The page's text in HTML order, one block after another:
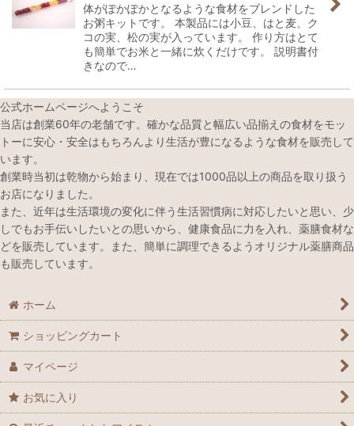
体がぽかぽかとなるような食材をブレンドした
お粥キットです。 本製品には小豆、はと麦、ク
コの実、松の実が入っています。 作り方はとて
も簡単でお米と一緒に炊くだけです。 説明書付
きなので…
公式ホームページへようこそ
当店は創業60年の老舗です。確かな品質と幅広い品揃えの食材をモッ
トーに安心・安全はもちろんより生活が豊になるような食材を販売して
います。
創業時当初は乾物から始まり、現在では1000品以上の商品を取り扱う
お店になりました。
また、近年は生活環境の変化に伴う生活習慣病に対応したいと思い、少
しでもお手伝いしたいとの思いから、健康食品に力を入れ、薬膳食材な
どを販売しています。また、簡単に調理できるようオリジナル薬膳商品
も販売しています。
ホーム
ショッピングカート
マイページ
お気に入り